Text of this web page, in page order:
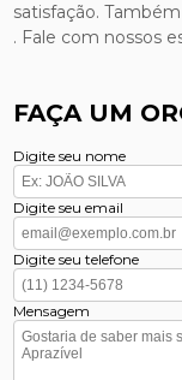
satisfação.
. Fale com nossos
FAÇA UM
Digite seu nome
Digite seu email
Digite seu telefone
Mensagem